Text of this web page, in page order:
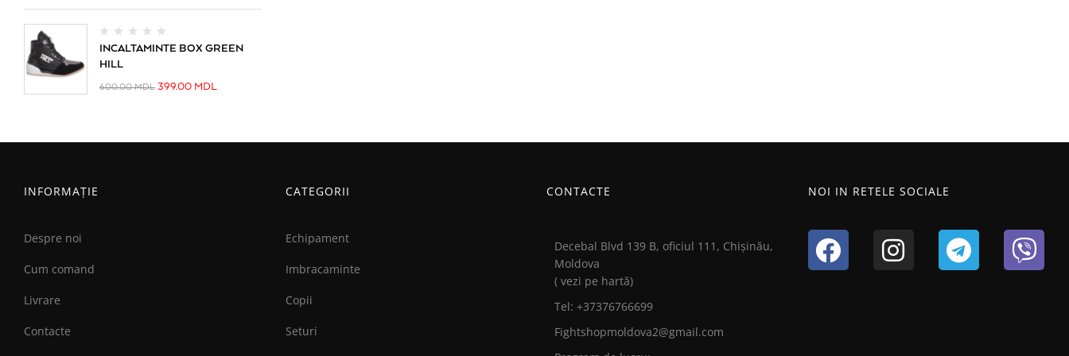
INCALTAMINTE BOX GREEN
HILL
600.00MDL 399.00 MDL
INFORMAȚIE
Despre noi
Cum comand
Livrare
Contacte
CATEGORII
Echipament
Imbracaminte
Copii
Seturi
CONTACTE
Decebal Blvd 139 B, oficiul 111, Chișinău,
Moldova
( vezi pe hartă)
Tel: +37376766699
Fightshopmoldova2@gmail.com
NOI IN RETELE SOCIALE